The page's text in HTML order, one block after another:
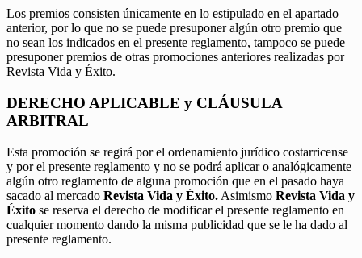
Los premios consisten únicamente en lo estipulado en el apartado
anterior, por lo que no se puede presuponer algún otro premio que
no sean los indicados en el presente reglamento, tampoco se puede
presuponer premios de otras promociones anteriores realizadas por
Revista Vida y Éxito.
DERECHO APLICABLE y CLÁUSULA
ARBITRAL
Esta promoción se regirá por el ordenamiento jurídico costarricense
y por el presente reglamento y no se podrá aplicar o analógicamente
algún otro reglamento de alguna promoción que en el pasado haya
sacado al mercado Revista Vida y Éxito. Asimismo Revista Vida y
Éxito se reserva el derecho de modificar el presente reglamento en
cualquier momento dando la misma publicidad que se le ha dado al
presente reglamento.